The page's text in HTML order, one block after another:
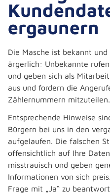
ergaunern
Die Masche ist bekannt
ärgerlich: Unbekannte
und geben sich als
aus und fordern die
Zählernummern mitzuteilen.
Entsprechende Hinweise
Bürgern bei uns in den
aufgelaufen. Die falschen
offensichtlich auf Ihre
misstrauisch und geben
Informationen von sich
Frage mit „Ja“ zu